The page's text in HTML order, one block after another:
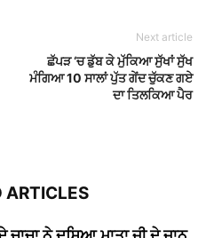
Next article
ਛੱਪੜ ‘ਚ ਡੁੱਬ ਕੇ ਮੁੱਕਿਆ ਸੁੱਖਾਂ ਸੁੱਖ
ਮੰਗਿਆ 10 ਸਾਲਾਂ ਪੁੱਤ ਗੇਂਦ ਚੁੱਕਣ ਗਏ
ਦਾ ਤਿਲਕਿਆ ਪੈਰ
ARTICLES